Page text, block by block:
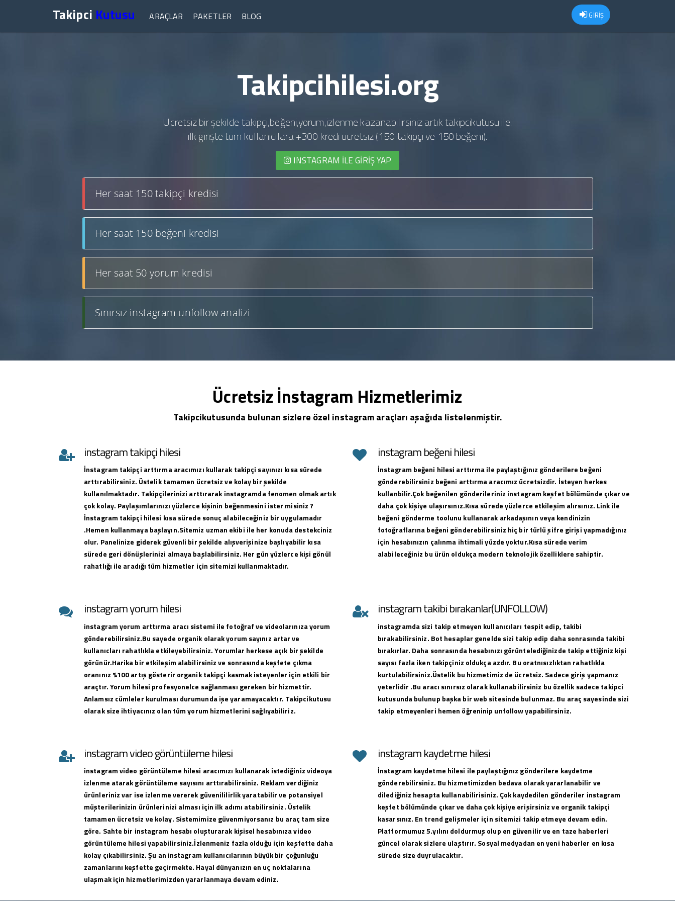
Takipci Kutusu GİRİŞ
ARAÇLAR PAKETLER BLOG
Takipcihilesi.org
Ücretsiz bir şekilde takipçi,beğeni,yorum,izlenme kazanabilirsiniz artık takipcikutusu ile.
ilk girişte tüm kullanıcılara +300 kredi ücretsiz (150 takipçi ve 150 beğeni).
INSTAGRAM İLE GIRIŞ YAP
Her saat 150 takipçi kredisi
Her saat 150 beğeni kredisi
Her saat 50 yorum kredisi
Sınırsız instagram unfollow analizi
Ücretsiz İnstagram Hizmetlerimiz
Takipcikutusunda bulunan sizlere özel instagram araçları aşağıda listelenmiştir.
instagram takipçi hilesi
İnstagram takipçi arttırma aracımızı kullarak takipçi sayınızı kısa sürede
arttırabilirsiniz. Üstelik tamamen ücretsiz ve kolay bir şekilde
kullanılmaktadır. Takipçilerinizi arttırarak instagramda fenomen olmak artık
çok kolay. Paylaşımlarınızı yüzlerce kişinin beğenmesini ister misiniz ?
İnstagram takipçi hilesi kısa sürede sonuç alabileceğiniz bir uygulamadır
.Hemen kullanmaya başlayın.Sitemiz uzman ekibi ile her konuda destekciniz
olur. Panelinize giderek güvenli bir şekilde alışverişinize başlıyabilir kısa
sürede geri dönüşlerinizi almaya başlabilirsiniz. Her gün yüzlerce kişi gönül
rahatlığı ile aradığı tüm hizmetler için sitemizi kullanmaktadır.
instagram beğeni hilesi
İnstagram beğeni hilesi arttırma ile paylaştığınız gönderilere beğeni
gönderebilirsiniz beğeni arttırma aracımız ücretsizdir. İsteyen herkes
kullanbilir.Çok beğenilen gönderileriniz instagram keşfet bölümünde çıkar ve
daha çok kişiye ulaşırsınız.Kısa sürede yüzlerce etkileşim alırsınız. Link ile
beğeni gönderme toolunu kullanarak arkadaşının veya kendinizin
fotoğraflarına beğeni gönderebilirsiniz hiç bir türlü şifre girişi yapmadığınız
için hesabınızın çalınma ihtimali yüzde yoktur.Kısa sürede verim
alabileceğiniz bu ürün oldukça modern teknolojik özelliklere sahiptir.
instagram yorum hilesi
instagram yorum arttırma aracı sistemi ile fotoğraf ve videolarınıza yorum
gönderebilirsiniz.Bu sayede organik olarak yorum sayınız artar ve
kullanıcları rahatlıkla etkileyebilirsiniz. Yorumlar herkese açık bir şekilde
görünür.Harika bir etkileşim alabilirsiniz ve sonrasında keşfete çıkma
oranınız %100 artış gösterir organik takipçi kasmak isteyenler için etkili bir
araçtır. Yorum hilesi profesyonelce sağlanması gereken bir hizmettir.
Anlamsız cümleler kurulması durumunda işe yaramayacaktır. Takipcikutusu
olarak size ihtiyacınız olan tüm yorum hizmetlerini sağlıyabiliriz.
instagram takibi bırakanlar(UNFOLLOW)
instagramda sizi takip etmeyen kullanıcıları tespit edip, takibi
bırakabilirsiniz. Bot hesaplar genelde sizi takip edip daha sonrasında takibi
bırakırlar. Daha sonrasında hesabınızı görüntelediğinizde takip ettiğiniz kişi
sayısı fazla iken takipçiniz oldukça azdır. Bu oratnısızlıktan rahatlıkla
kurtulabilirsiniz.Üstelik bu hizmetimiz de ücretsiz. Sadece giriş yapmanız
yeterlidir .Bu aracı sınırsız olarak kullanabilirsiniz bu özellik sadece takipci
kutusunda bulunup başka bir web sitesinde bulunmaz. Bu araç sayesinde sizi
takip etmeyenleri hemen öğreninip unfollow yapabilirsiniz.
instagram video görüntüleme hilesi
instagramvideo görüntüleme hilesi aracımızı kullanarak istediğiniz videoya
izlenme atarak görüntüleme sayısını arttırabilirsiniz. Reklam verdiğiniz
ürünleriniz var ise izlenme vererek güvenililirlik yaratabilir ve potansiyel
müşterilerinizin ürünlerinizi alması için ilk adımı atabilirsiniz. Üstelik
tamamen ücretsiz ve kolay. Sistemimize güvenmiyorsanız bu araç tam size
göre. Sahte bir instagram hesabı oluşturarak kişisel hesabınıza video
görüntüleme hilesi yapabilirsiniz.İzlenmeniz fazla olduğu için keşfette daha
kolay çıkabilirsiniz. Şu an instagram kullanıcılarının büyük bir çoğunluğu
zamanlarını keşfette geçirmekte. Hayal dünyanızın en uç noktalarına
ulaşmak için hizmetlerimizden yararlanmaya devam ediniz.
instagram kaydetme hilesi
İnstagram kaydetme hilesi ile paylaştığınız gönderilere kaydetme
gönderebilirsiniz. Bu hizmetimizden bedava olarak yararlanabilir ve
dilediğiniz hesapta kullanabilirisiniz. Çok kaydedilen gönderiler instagram
keşfet bölümünde çıkar ve daha çok kişiye erişirsiniz ve organik takipçi
kasarsınız. En trend gelişmeler için sitemizi takip etmeye devam edin.
Platformumuz 5.yılını doldurmuş olup en güvenilir ve en taze haberleri
güncel olarak sizlere ulaştırır. Sosyal medyadan en yeni haberler en kısa
sürede size duyrulacaktır.